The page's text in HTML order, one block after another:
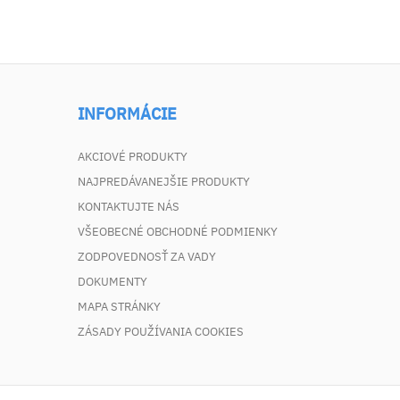
INFORMÁCIE
AKCIOVÉ PRODUKTY
NAJPREDÁVANEJŠIE PRODUKTY
KONTAKTUJTE NÁS
VŠEOBECNÉ OBCHODNÉ PODMIENKY
ZODPOVEDNOSŤ ZA VADY
DOKUMENTY
MAPA STRÁNKY
ZÁSADY POUŽÍVANIA COOKIES